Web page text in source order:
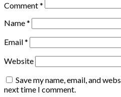
Comment*
Name*
Email*
Website
Save my name, email, and
next time I comment.